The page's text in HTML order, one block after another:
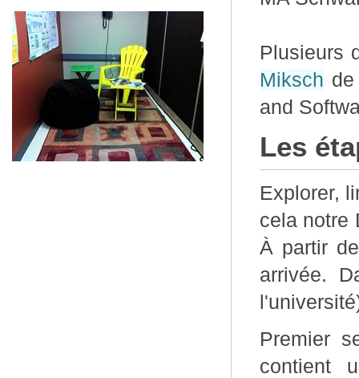
Plusieurs
Miksch
and
Les
Explorer,
cela notre
À partir
arrivée.
Premier
contient